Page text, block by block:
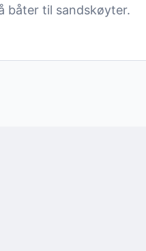
båter til sandskøyter.